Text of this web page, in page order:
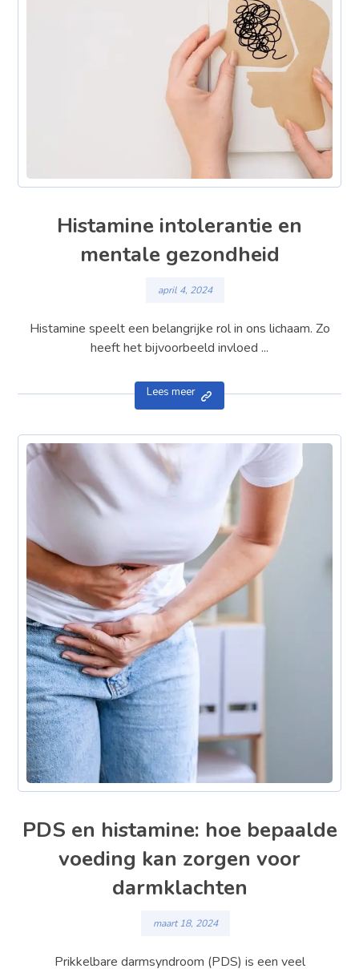
Histamine intolerantie en
mentale gezondheid
april 4, 2024
Histamine speelt een belangrijke rol in ons lichaam. Zo
heeft het bijvoorbeeld invloed ...
Lees meer
PDS en histamine: hoe bepaalde
voeding kan zorgen voor
darmklachten
maart 18, 2024
Prikkelbare darmsyndroom (PDS) is een veel